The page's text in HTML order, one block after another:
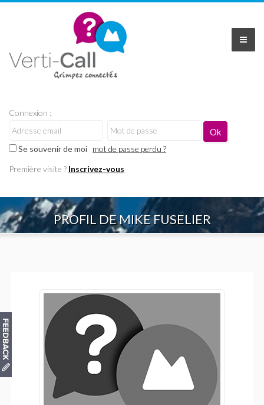
Connexion :
Se souvenir de moi mot de passe perdu ?
Première visite ? Inscrivez-vous
PROFIL DE MIKE FUSELIER